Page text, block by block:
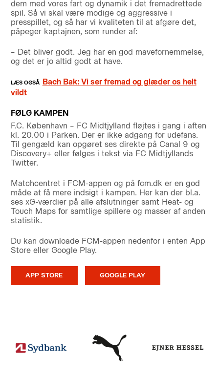
dem med vores fart og dynamik i det fremadrettede
spil. Så vi skal være modige og aggressive i
presspillet, og så har vi kvaliteten til at afgøre det,
påpeger kaptajnen, som runder af:
– Det bliver godt. Jeg har en god mavefornemmelse,
og det er jo altid godt at have.
Bach Bak: Vi ser fremad og glæder os helt
vildt
FØLG KAMPEN
F.C. København – FC Midtjylland fløjtes i gang i aften
kl. 20.00 i Parken. Der er ikke adgang for udefans.
Til gengæld kan opgøret ses direkte på Canal 9 og
Discovery+ eller følges i tekst via FC Midtjyllands
Twitter.
Matchcentret i FCM-appen og på fcm.dk er en god
måde at få mere indsigt i kampen. Her kan der bl.a.
ses xG-værdier på alle afslutninger samt Heat- og
Touch Maps for samtlige spillere og masser af anden
statistik.
Du kan downloade FCM-appen nedenfor i enten App
Store eller Google Play.
APP STORE GOOGLE PLAY